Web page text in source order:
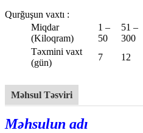
Qurğuşun vaxtı :
Miqdar
(Kiloqram)
1 –
50
51 –
300
Təxmini vaxt
(gün)
7 12
Məhsul Təsviri
Məhsulun adı